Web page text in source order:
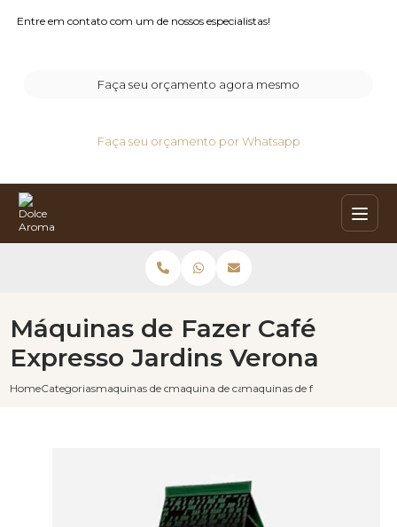
Entre em contato com um de nossos especialistas!
Faça seu orçamento agora mesmo
Faça seu orçamento por Whatsapp
HomeCategoriasmaquinas de cafe expressomaquina de cafe automatica moedas
maquinas de fazer cafe
Máquinas de Fazer Café
Expresso Jardins Verona